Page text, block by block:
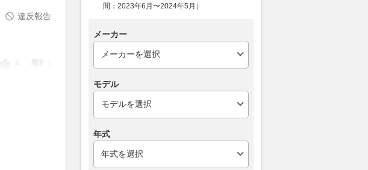
違反報告
間：2023年6月〜2024年5月）
メーカー
モデル
年式